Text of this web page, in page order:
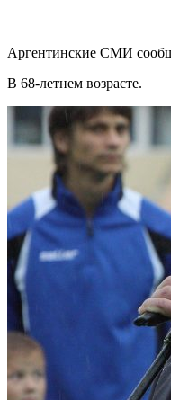
Аргентинские СМИ
В 68-летнем возрасте.